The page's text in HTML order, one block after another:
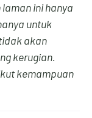
4
5
ini hanya
untuk
akan
kerugian.
kemampuan